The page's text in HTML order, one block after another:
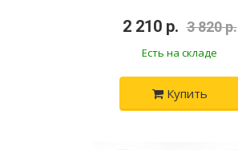
2 210 р. 3 820 р.
Есть на складе
Купить